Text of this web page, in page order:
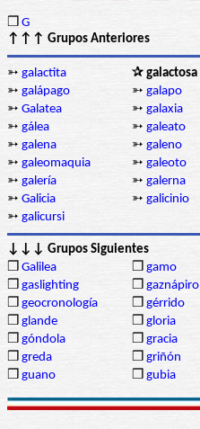
❒ G
↑↑↑ Grupos Anteriores
➳ galactita ✰ galactosa
➳ galápago ➳ galapo
➳ Galatea ➳ galaxia
➳ gálea ➳ galeato
➳ galena ➳ galeno
➳ galeomaquia ➳ galeoto
➳ galería ➳ galerna
➳ Galicia ➳ galicinio
➳ galicursi
↓↓↓ Grupos Siguientes
❒ Galilea ❒ gamo
❒ gaslighting ❒ gaznápiro
❒ geocronología ❒ gérrido
❒ glande ❒ gloria
❒ góndola ❒ gracia
❒ greda ❒ griñón
❒ guano ❒ gubia